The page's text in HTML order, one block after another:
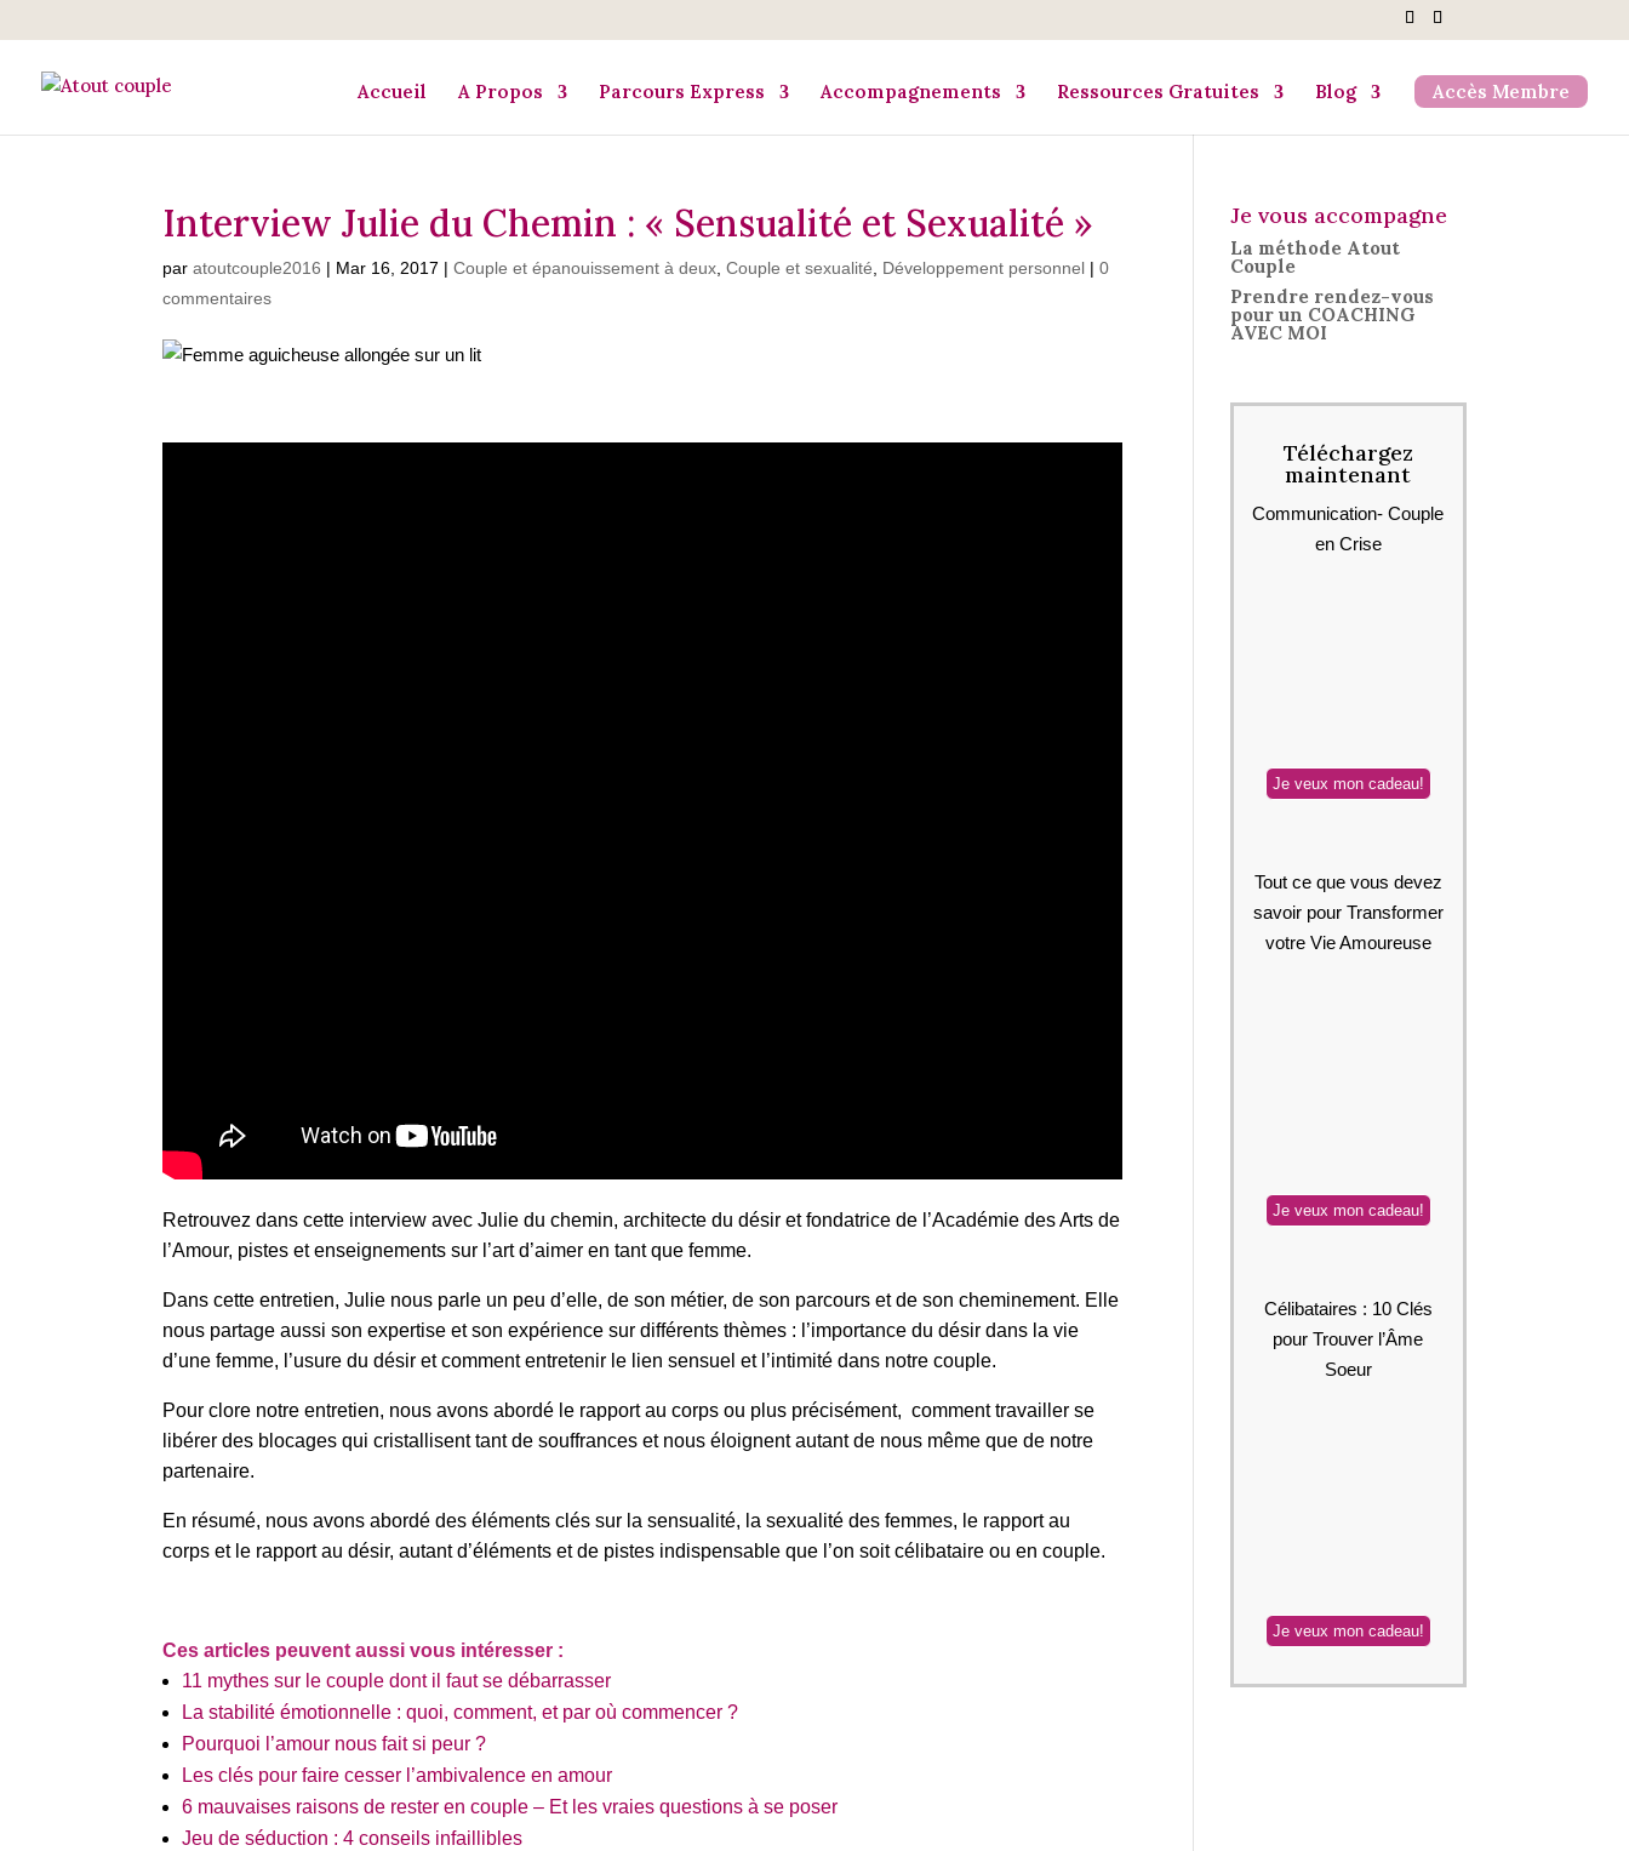
Accueil A Propos Parcours Express Accompagnements Ressources Gratuites Blog Accès Membre
Interview Julie du Chemin : « Sensualité et Sexualité »
paratoutcouple2016 | Mar 16, 2017 |Couple et épanouissement à deux ,Couple et sexualité Développement personnel |0
commentaires
Retrouvez dans cette interview avec Julie du chemin, architecte du désir et fondatrice de l’Académie des Arts de
l’Amour, pistes et enseignements sur l’art d’aimer en tant que femme.
Dans cette entretien, Julie nous parle un peu d’elle, de son métier, de son parcours et de son cheminement. Elle
nous partage aussi son expertise et son expérience sur différents thèmes : l’importance du désir dans la vie
d’une femme, l’usure du désir et comment entretenir le lien sensuel et l’intimité dans notre couple.
Pour clore notre entretien, nous avons abordé le rapport au corps ou plus précisément, comment travailler se
libérer des blocages qui cristallisent tant de souffrances et nous éloignent autant de nous même que de notre
partenaire.
En résumé, nous avons abordé des éléments clés sur la sensualité, la sexualité des femmes, le rapport au
corps et le rapport au désir, autant d’éléments et de pistes indispensable que l’on soit célibataire ou en couple.
Ces articles peuvent aussi vous intéresser :
11 mythes sur le couple dont il faut se débarrasser
La stabilité émotionnelle : quoi, comment, et par où commencer ?
Pourquoi l’amour nous fait si peur ?
Les clés pour faire cesser l’ambivalence en amour
6 mauvaises raisons de rester en couple – Et les vraies questions à se poser
Jeu de séduction : 4 conseils infaillibles
Je vous accompagne
La méthode Atout
Couple
Prendre rendez-vous
pour un COACHING
AVEC MOI
Téléchargez
maintenant
Communication- Couple
en Crise
Tout ce que vous devez
savoir pour Transformer
votre Vie Amoureuse
Célibataires : 10 Clés
pour Trouver l’Âme
Soeur